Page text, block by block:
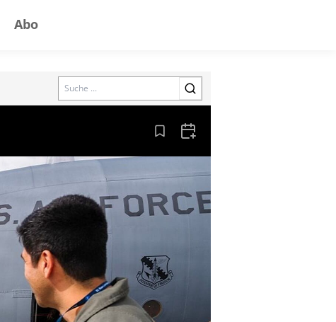
Abo
Search
Aus den Lesezeichen entfernen
Zum Kalender hinzufügen